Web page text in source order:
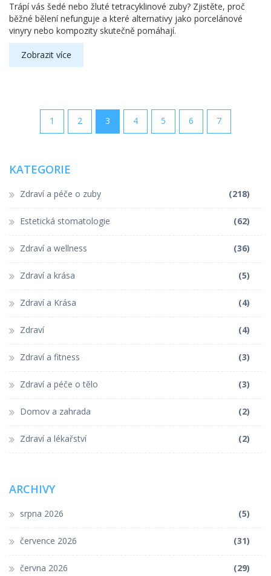
Trápí vás šedé nebo žluté tetracyklinové zuby? Zjistěte, proč
běžné bělení nefunguje a které alternativy jako porcelánové
vinyry nebo kompozity skutečně pomáhají.
Zobrazit více
1 2 3 4 5 6 7
KATEGORIE
Zdraví a péče o zuby (218)
Estetická stomatologie (62)
Zdraví a wellness (36)
Zdraví a krása (5)
Zdraví a Krása (4)
Zdraví (4)
Zdraví a fitness (3)
Zdraví a péče o tělo (3)
Domov a zahrada (2)
Zdraví a lékařství (2)
ARCHIVY
srpna 2026 (5)
července 2026 (31)
června 2026 (29)